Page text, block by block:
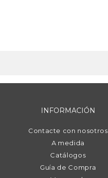
INFORMACIÓN
Contacte con nosotros
A medida
Catálogos
Guía de Compra